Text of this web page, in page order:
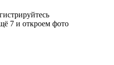
7 и откроем фото